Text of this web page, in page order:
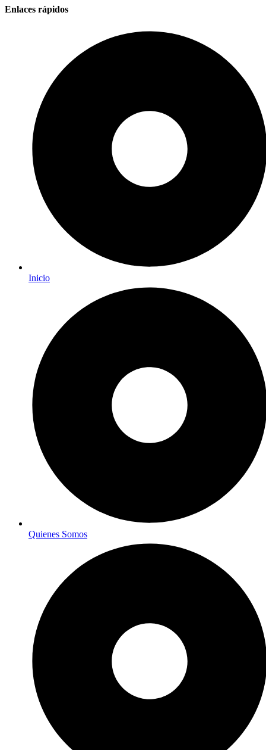
Enlaces rápidos
Inicio
Quienes Somos